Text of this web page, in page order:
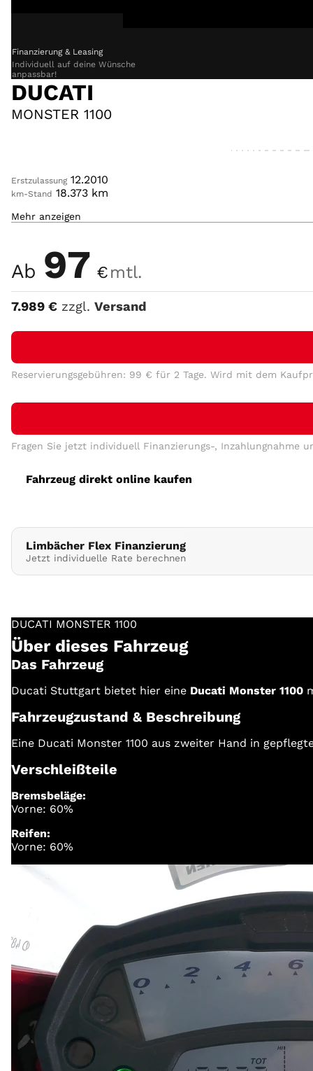
Kaufen
Markenwelt
Verkaufen
Werkstatt
Aktuelles
Finanzierung & Leasing
Individuell auf deine Wünsche
anpassbar!
DUCATI
MONSTER 1100
Erstzulassung 12.2010
km-Stand 18.373 km
Hubraum 1.079
Mehr anzeigen
Ab 97 €mtl.
7.989 € zzgl. Versand
Reservierungsgebühren: 99 € für 2 Tage. Wird mit dem
Fragen Sie jetzt individuell Finanzierungs-, Inzahlungnahme
Fahrzeug direkt online kaufen
Limbächer Flex Finanzierung
Jetzt individuelle Rate berechnen
DUCATI MONSTER 1100
Über dieses Fahrzeug
Das Fahrzeug
Ducati Stuttgart bietet hier eine Ducati Monster 1100
Fahrzeugzustand & Beschreibung
Eine Ducati Monster 1100 aus zweiter Hand in
Verschleißteile
Bremsbeläge:
Vorne: 60%
Reifen:
Vorne: 60%